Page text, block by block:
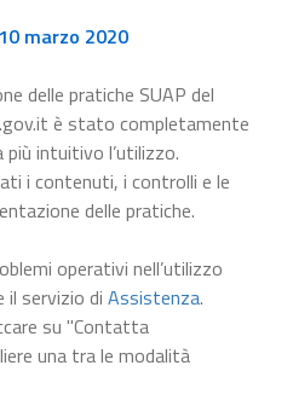
marzo 2020
delle pratiche SUAP del
è stato completamente
intuitivo l’utilizzo.
i contenuti, i controlli e le
delle pratiche.
operativi nell’utilizzo
il servizio di Assistenza.
su "Contatta
una tra le modalità